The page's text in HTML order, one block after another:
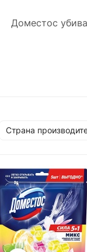
Доместос
Страна